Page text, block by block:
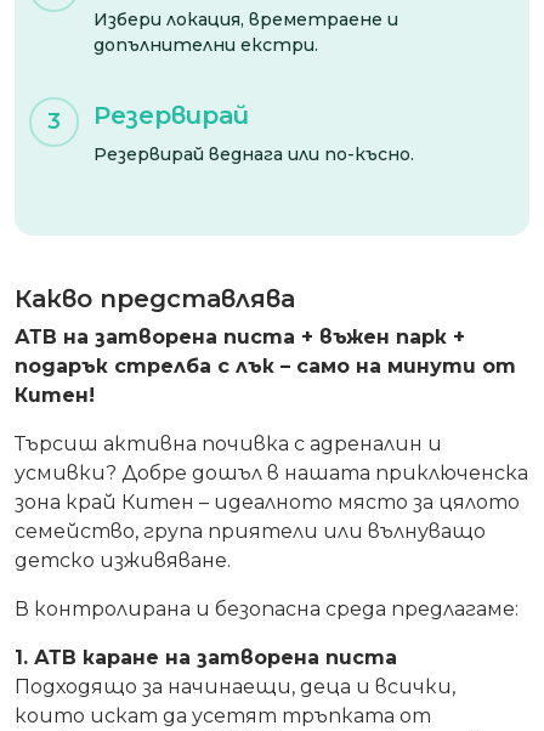
Избери локация, времетраене и
допълнителни екстри.
3 Резервирай
Резервирай веднага или по-късно.
Какво представлява
АТВ на затворена писта + въжен парк +
подарък стрелба с лък – само на минути от
Китен!
Търсиш активна почивка с адреналин и
усмивки? Добре дошъл в нашата приключенска
зона край Китен – идеалното място за цялото
семейство, група приятели или вълнуващо
детско изживяване.
В контролирана и безопасна среда предлагаме:
1. АТВ каране на затворена писта
Подходящо за начинаещи, деца и всички,
които искат да усетят тръпката от